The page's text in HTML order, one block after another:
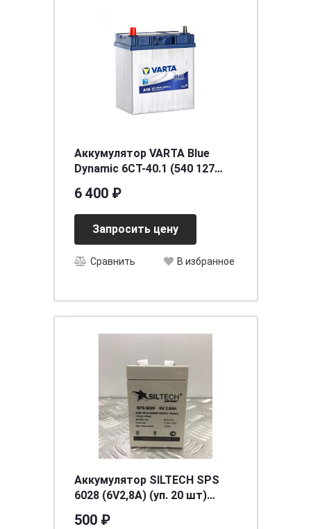
Аккумулятор VARTA Blue
Dynamic 6CT-40.1 (540 127
6 400 ₽
Запросить цену
Сравнить В избранное
Аккумулятор SILTECH SPS
6028 (6V2,8A) (уп. 20 шт)
500 ₽